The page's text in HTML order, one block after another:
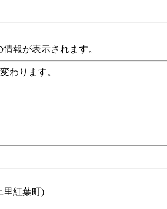
報が表示されます。
わります。
里紅葉町)